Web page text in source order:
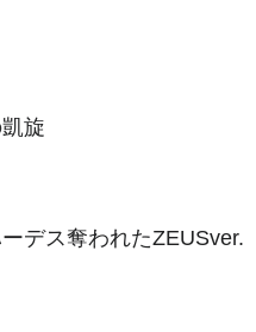
旋
デス奪われたZEUSver.